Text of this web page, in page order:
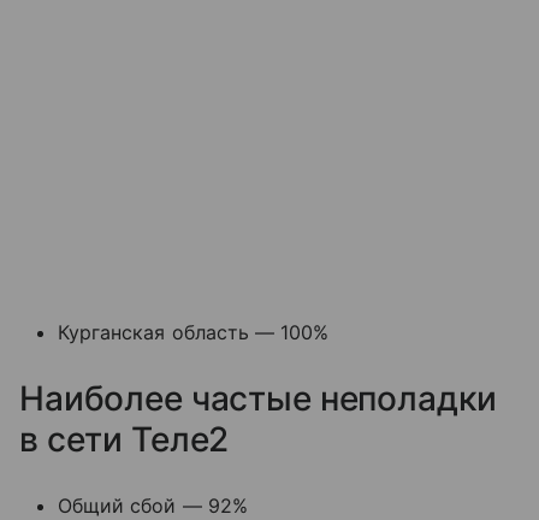
Курганская область — 100%
Наиболее частые неполадки
в сети Теле2
Общий сбой — 92%